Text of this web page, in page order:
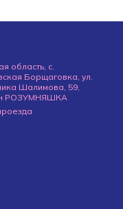
область, с.
Борщаговка, ул.
Шалимова, 59,
РОЗУМНЯШКА